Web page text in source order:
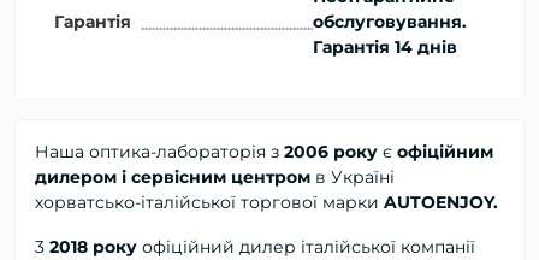
Гарантія
обслуговування.
Гарантія 14 днів
Наша оптика-лабораторія з 2006 року є офіційним
дилером і сервісним центром в Україні
хорватсько-італійської торгової марки AUTOENJOY.
3 2018 року офіційний дилер італійської компанії